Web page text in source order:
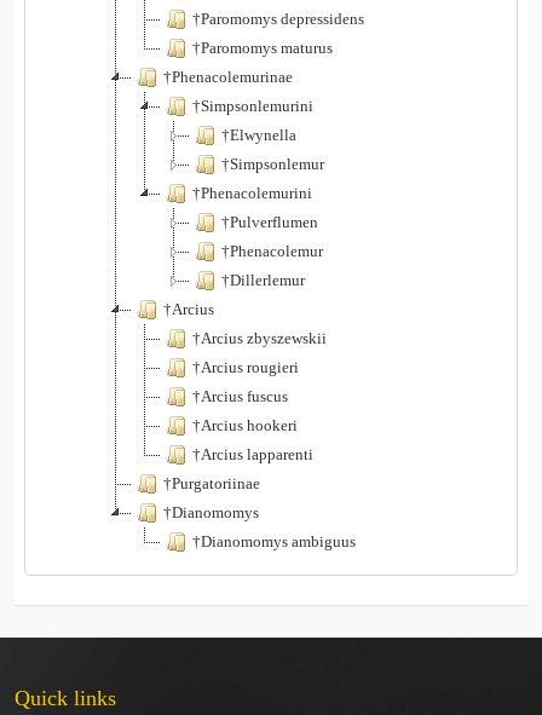
†Paromomys depressidens
†Paromomys maturus
†Phenacolemurinae
†Simpsonlemurini
†Elwynella
†Simpsonlemur
†Phenacolemurini
†Pulverflumen
†Phenacolemur
†Dillerlemur
†Arcius
†Arcius zbyszewskii
†Arcius rougieri
†Arcius fuscus
†Arcius hookeri
†Arcius lapparenti
†Purgatoriinae
†Dianomomys
†Dianomomys ambiguus
Quick links